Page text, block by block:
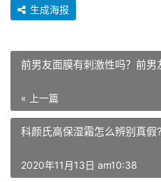
生成海报
前男友面膜有刺激性吗？前男
« 上一篇
科颜氏高保湿霜怎么辨别真假?
2020年11月13日 am10:38